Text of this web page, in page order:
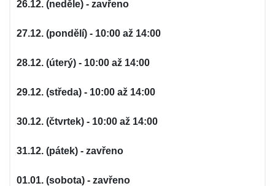
26.12. (neděle) - zavřeno
27.12. (pondělí) - 10:00 až 14:00
28.12. (úterý) - 10:00 až 14:00
29.12. (středa) - 10:00 až 14:00
30.12. (čtvrtek) - 10:00 až 14:00
31.12. (pátek) - zavřeno
01.01. (sobota) - zavřeno